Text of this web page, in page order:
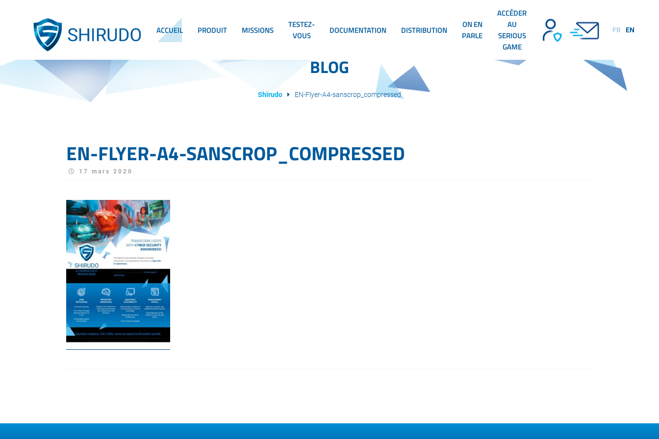
ACCUEIL PRODUIT MISSIONS
TESTEZ-
VOUS
DOCUMENTATION DISTRIBUTION
ON EN
PARLE
ACCÉDER
AU
SERIOUS
GAME
FR EN
BLOG
Shirudo EN-Flyer-A4-sanscrop_compressed
EN-FLYER-A4-SANSCROP_COMPRESSED
17 mars 2020